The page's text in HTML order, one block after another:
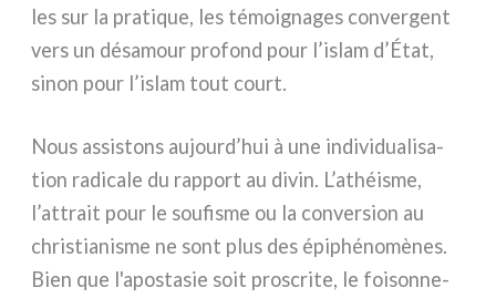
les sur la pra­ti­que, les témoi­gna­ges con­ver­gent
vers un désa­mour pro­fond pour l’islam d’État,
sinon pour l’islam tout court.
Nous assi­stons aujourd’hui à une indi­vi­dua­li­sa­
tion radi­ca­le du rap­port au divin. L’athéisme,
l’attrait pour le sou­fi­sme ou la con­ver­sion au
chri­stia­ni­sme ne sont plus des épi­phé­no­mè­nes.
Bien que l'apostasie soit pro­scri­te, le foi­son­ne­